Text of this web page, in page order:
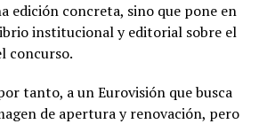
edición concreta, sino que pone en
institucional y editorial sobre el
concurso.
tanto, a un Eurovisión que busca
de apertura y renovación, pero